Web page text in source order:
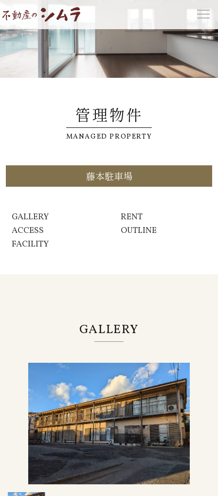
管理物件
MANAGED PROPERTY
藤本駐車場
GALLERY
RENT
ACCESS
OUTLINE
FACILITY
GALLERY